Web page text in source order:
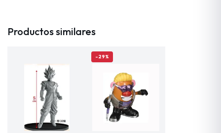
Productos similares
-29%